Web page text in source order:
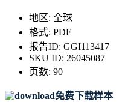
地区: 全球
格式: PDF
报告ID: GGI113417
SKU ID: 26045087
页数: 90
免费下载样本